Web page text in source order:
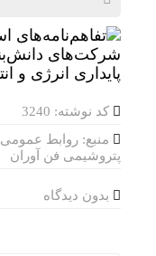
کد نوشته: 3240
منبع: روابط عمومی
پتروشیمی فن آوران
بدون دیدگاه